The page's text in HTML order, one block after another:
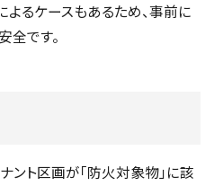
るケースもあるため、事前に
全です。
ント区画が「防火対象物」に該